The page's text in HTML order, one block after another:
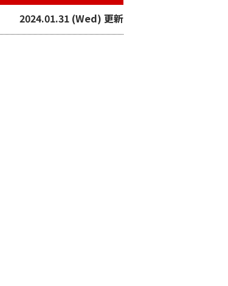
2024.01.31 (Wed) 更新